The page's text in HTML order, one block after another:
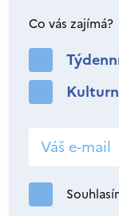
Co vás zajímá?